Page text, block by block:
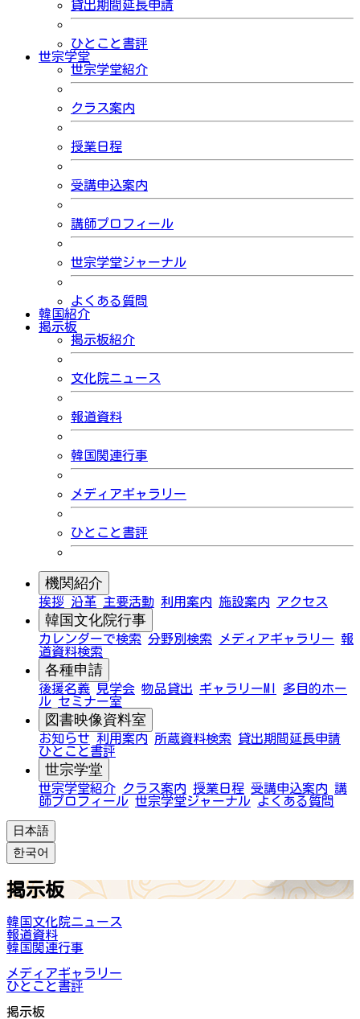
貸出期間延長申請
ひとこと書評
世宗学堂
世宗学堂紹介
クラス案内
授業日程
受講申込案内
講師プロフィール
世宗学堂ジャーナル
よくある質問
韓国紹介
掲示板
掲示板紹介
文化院ニュース
報道資料
韓国関連行事
メディアギャラリー
ひとこと書評
機関紹介
挨拶 沿革 主要活動 利用案内 施設案内 アクセス
韓国文化院行事
カレンダーで検索 分野別検索 メディアギャラリー 報
道資料検索
各種申請
後援名義 見学会 物品貸出 ギャラリーMI
多目的ホー
ル セミナー室
図書映像資料室
お知らせ 利用案内 所蔵資料検索
貸出期間延長申請
ひとこと書評
世宗学堂
世宗学堂紹介 クラス案内 授業日程 受講申込案内 講
師プロフィール 世宗学堂ジャーナル よくある質問
日本語
한국어
掲示板
韓国文化院ニュース
報道資料
韓国関連行事
メディアギャラリー
ひとこと書評
掲示板